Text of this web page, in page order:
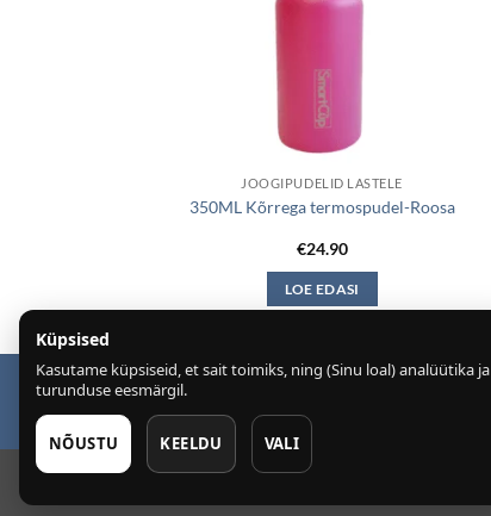
JOOGIPUDELID LASTELE
350ML Kõrrega termospudel-Roosa
€24.90
LOE EDASI
Copyright 2026 ©
Küpsised
Kasutame küpsiseid, et sait toimiks, ning (Sinu loal) analüütika ja
turunduse eesmärgil.
NÕUSTU KEELDU VALI